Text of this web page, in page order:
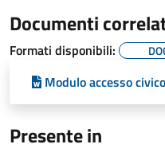
Documenti
Formati disponibili:
Modulo accesso
Presente in